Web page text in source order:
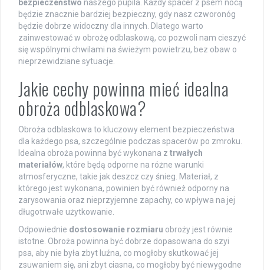
bezpieczeństwo naszego pupila. Każdy spacer z psem nocą
będzie znacznie bardziej bezpieczny, gdy nasz czworonóg
będzie dobrze widoczny dla innych. Dlatego warto
zainwestować w obrożę odblaskową, co pozwoli nam cieszyć
się wspólnymi chwilami na świeżym powietrzu, bez obaw o
nieprzewidziane sytuacje.
Jakie cechy powinna mieć idealna
obroża odblaskowa?
Obroża odblaskowa to kluczowy element bezpieczeństwa
dla każdego psa, szczególnie podczas spacerów po zmroku.
Idealna obroża powinna być wykonana z trwałych
materiałów, które będą odporne na różne warunki
atmosferyczne, takie jak deszcz czy śnieg. Materiał, z
którego jest wykonana, powinien być również odporny na
zarysowania oraz nieprzyjemne zapachy, co wpływa na jej
długotrwałe użytkowanie.
Odpowiednie dostosowanie rozmiaru obroży jest równie
istotne. Obroża powinna być dobrze dopasowana do szyi
psa, aby nie była zbyt luźna, co mogłoby skutkować jej
zsuwaniem się, ani zbyt ciasna, co mogłoby być niewygodne